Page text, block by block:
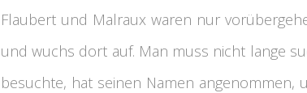
Flaubert und Malraux waren nur
und wuchs dort auf. Man muss nicht lange
besuchte, hat seinen Namen